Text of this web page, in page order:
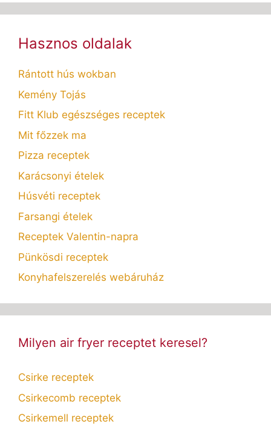
Hasznos oldalak
Rántott hús wokban
Kemény Tojás
Fitt Klub egészséges receptek
Mit főzzek ma
Pizza receptek
Karácsonyi ételek
Húsvéti receptek
Farsangi ételek
Receptek Valentin-napra
Pünkösdi receptek
Konyhafelszerelés webáruház
Milyen air fryer receptet keresel?
Csirke receptek
Csirkecomb receptek
Csirkemell receptek